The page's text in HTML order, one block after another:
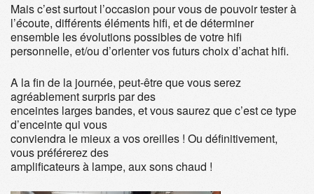
Mais c’est surtout l’occasion pour vous de pouvoir tester à
l’écoute, différents éléments hifi, et de déterminer
ensemble les évolutions possibles de votre hifi
personnelle, et/ou d’orienter vos futurs choix d’achat hifi.
A la fin de la journée, peut-être que vous serez
agréablement surpris par des
enceintes larges bandes, et vous saurez que c’est ce type
d’enceinte qui vous
conviendra le mieux a vos oreilles ! Ou définitivement,
vous préférerez des
amplificateurs à lampe, aux sons chaud !